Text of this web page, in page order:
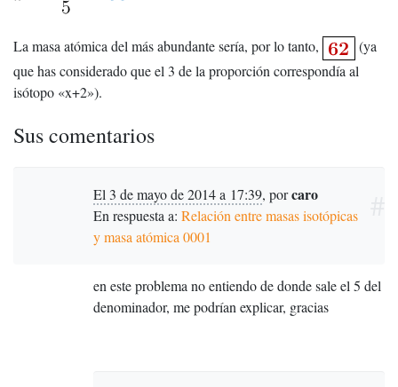
La masa atómica del más abundante sería, por lo tanto,
(ya
que has considerado que el 3 de la proporción correspondía al
isótopo «x+2»).
Sus comentarios
El 3 de mayo de 2014 a 17:39, porcaro
En respuesta a: Relación entre masas isotópicas
y masa atómica 0001
en este problema no entiendo de donde sale el 5 del
denominador, me podrían explicar, gracias